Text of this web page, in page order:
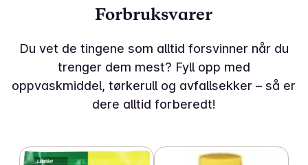
Forbruksvarer
Du vet de tingene som alltid forsvinner når du
trenger dem mest? Fyll opp med
oppvaskmiddel, tørkerull og avfallsekker – så er
dere alltid forberedt!